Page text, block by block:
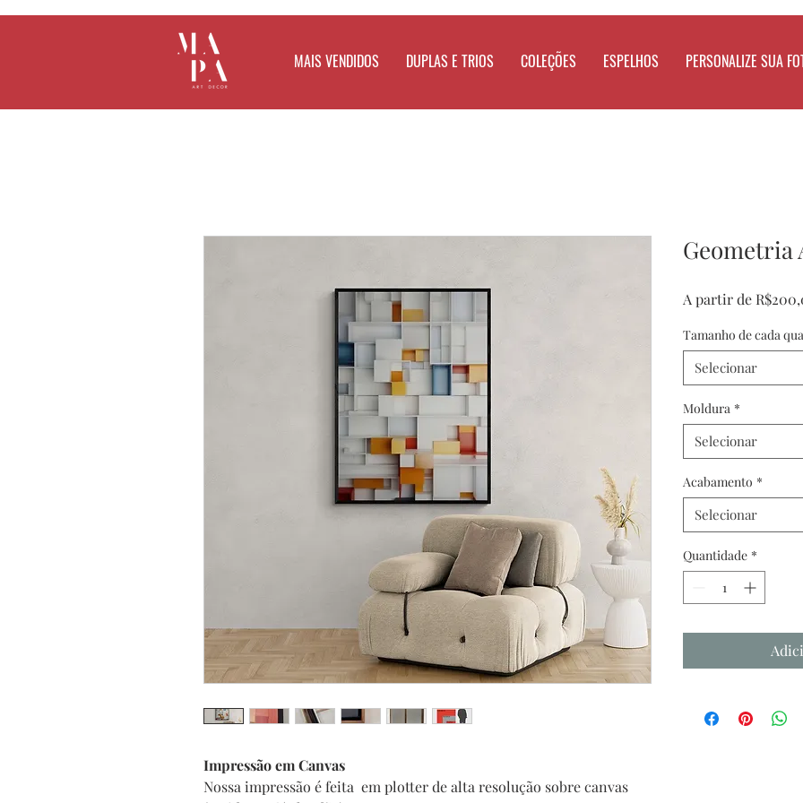
MAIS VENDIDOS DUPLAS E TRIOS COLEÇÕES ESPELHOS PERSONALIZE SUA
Impressão em Canvas
Nossa impressão é feita em plotter de alta resolução sobre canvas
Geometria
A partir de
Tamanho de cada
Selecionar
Moldura *
Selecionar
Acabamento *
Selecionar
Quantidade *